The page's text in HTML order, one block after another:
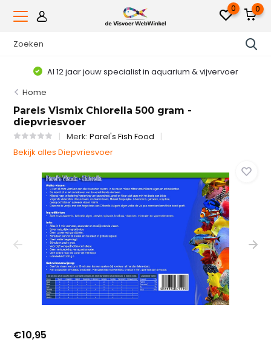
0 0
Al 12 jaar jouw specialist in aquarium & vijvervoer
Home
Parels Vismix Chlorella 500 gram -
diepvriesvoer
Merk:Parel's Fish Food
Bekijk alles Diepvriesvoer
€10,95